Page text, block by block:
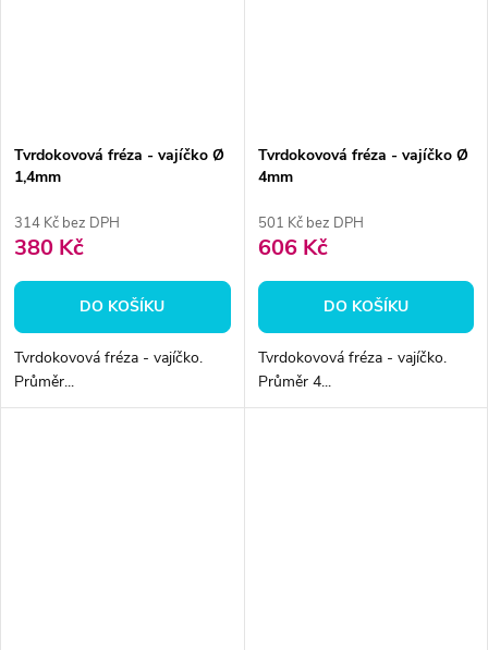
Tvrdokovová fréza - vajíčko Ø
1,4mm
314 Kč bez DPH
380 Kč
DO KOŠÍKU
Tvrdokovová fréza - vajíčko.
Průměr...
Tvrdokovová fréza - vajíčko Ø
4mm
501 Kč bez DPH
606 Kč
DO KOŠÍKU
Tvrdokovová fréza - vajíčko.
Průměr 4...